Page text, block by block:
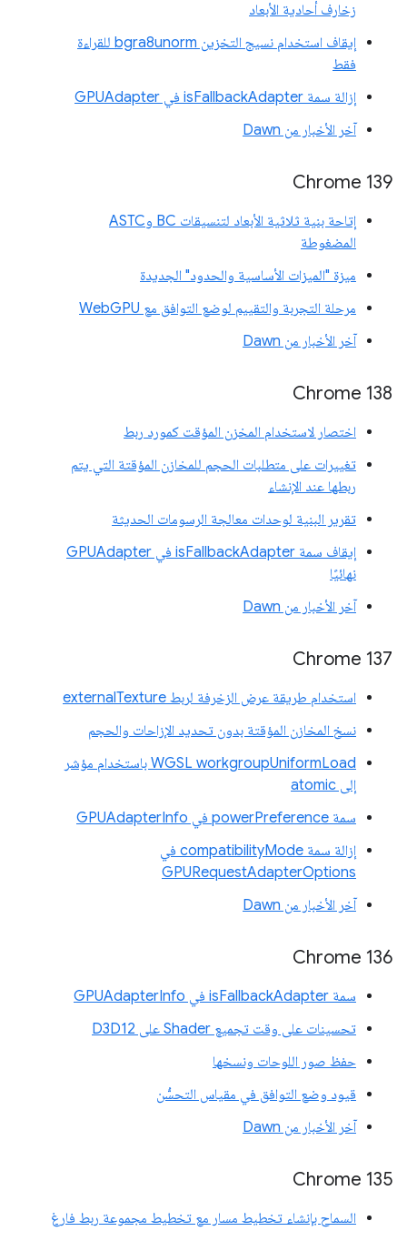
زخارف أحادية الأبعاد
إيقاف استخدام نسيج التخزين bgra8unorm للقراءة
فقط
إزالة سمة isFallbackAdapter في GPUAdapter
آخر الأخبار من Dawn
‫Chrome 139
إتاحة بنية ثلاثية الأبعاد لتنسيقات BC وASTC
المضغوطة
ميزة "الميزات الأساسية والحدود" الجديدة
مرحلة التجربة والتقييم لوضع التوافق مع WebGPU
آخر الأخبار من Dawn
‫Chrome 138
اختصار لاستخدام المخزن المؤقت كمورد ربط
تغييرات على متطلبات الحجم للمخازن المؤقتة التي يتم
ربطها عند الإنشاء
تقرير البنية لوحدات معالجة الرسومات الحديثة
إيقاف سمة isFallbackAdapter في GPUAdapter
نهائيًا
آخر الأخبار من Dawn
‫Chrome 137
استخدام طريقة عرض الزخرفة لربط externalTexture
نسخ المخازن المؤقتة بدون تحديد الإزاحات والحجم
‫WGSL workgroupUniformLoad باستخدام مؤشر
إلى atomic
سمة powerPreference في GPUAdapterInfo
إزالة سمة compatibilityMode في
GPURequestAdapterOptions
آخر الأخبار من Dawn
Chrome 136
سمة isFallbackAdapter في GPUAdapterInfo
تحسينات على وقت تجميع Shader على D3D12
حفظ صور اللوحات ونسخها
قيود وضع التوافق في مقياس التحسُّن
آخر الأخبار من Dawn
Chrome 135
السماح بإنشاء تخطيط مسار مع تخطيط مجموعة ربط فارغ